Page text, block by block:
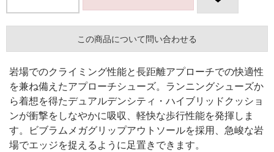
この商品について問い合わせる
岩場でのクライミング性能と長距離アプローチでの快適性
を兼ね備えたアプローチシューズ。ランニングシューズか
ら着想を得たデュアルデンシティ・ハイブリッドクッショ
ンが衝撃をしなやかに吸収、軽快な歩行性能を発揮しま
す。ビブラムメガグリップアウトソールを採用、急峻な岩
場でエッジを捉えるように足置きできます。